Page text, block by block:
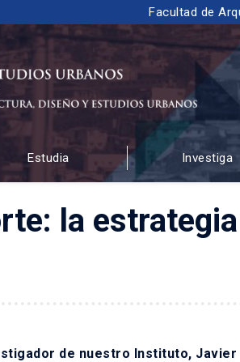
Facultad de
URBANOS
Y ESTUDIOS URBANOS
Estudia Investiga
la
de nuestro Instituto, Javier